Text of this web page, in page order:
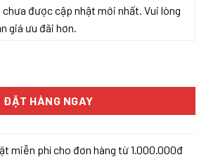
được cập nhật mới nhất. Vui lòng
giá ưu đãi hơn.
ĐẶT HÀNG NGAY
miễn phí cho đơn hàng từ 1.000.000đ